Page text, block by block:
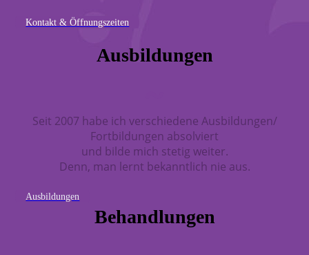
Kontakt & Öffnungszeiten
Ausbildungen
Seit 2007 habe ich verschiedene Ausbildungen/
Fortbildungen absolviert
und bilde mich stetig weiter.
Denn, man lernt bekanntlich nie aus.
Ausbildungen
Behandlungen